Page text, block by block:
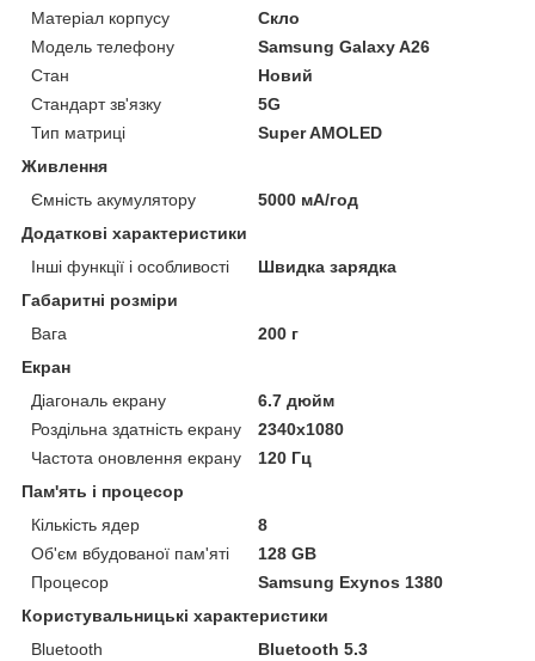
Матеріал корпусу
Скло
Модель телефону
Samsung Galaxy A26
Стан
Новий
Стандарт зв'язку
5G
Тип матриці
Super AMOLED
Живлення
Ємність акумулятору
5000 мА/год
Додаткові характеристики
Інші функції і особливості
Швидка зарядка
Габаритні розміри
Вага
200 г
Екран
Діагональ екрану
6.7 дюйм
Роздільна здатність екрану
2340x1080
Частота оновлення екрану
120 Гц
Пам'ять і процесор
Кількість ядер
8
Об'єм вбудованої пам'яті
128 GB
Процесор
Samsung Exynos 1380
Користувальницькі характеристики
Bluetooth
Bluetooth 5.3